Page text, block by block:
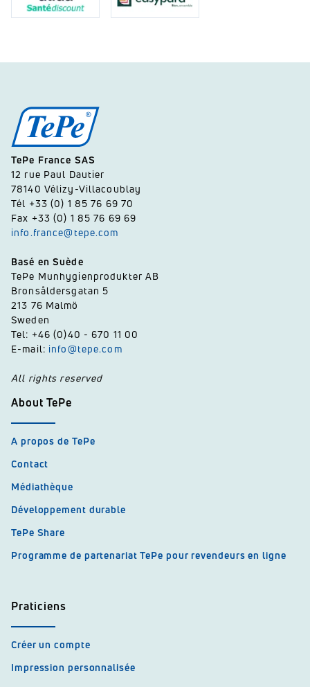
TePe France SAS
12 rue Paul Dautier
78140 Vélizy-Villacoublay
Tél +33 (0) 1 85 76 69 70
Fax +33 (0) 1 85 76 69 69
info.france@tepe.com
Basé en Suède
TePe Munhygienprodukter AB
Bronsåldersgatan 5
213 76 Malmö
Sweden
Tel: +46 (0)40 - 670 11 00
E-mail: info@tepe.com
All rights reserved
About TePe
A propos de TePe
Contact
Médiathèque
Développement durable
TePe Share
Programme de partenariat TePe pour revendeurs en ligne
Praticiens
Créer un compte
Impression personnalisée